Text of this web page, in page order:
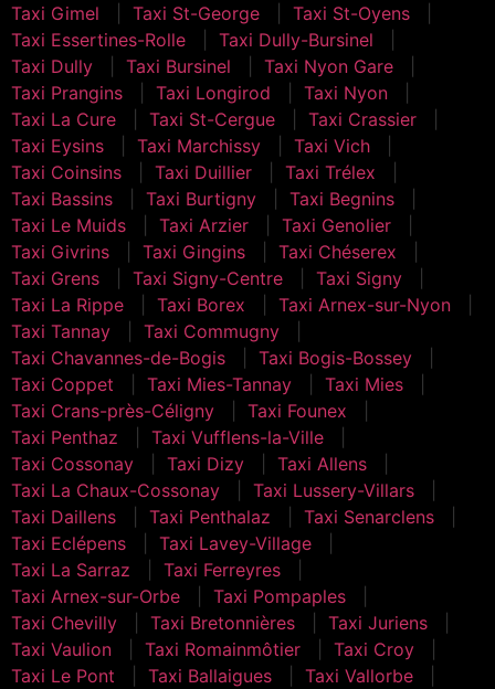
Taxi Gimel
Taxi St-George
Taxi St-Oyens
Taxi Essertines-Rolle
Taxi Dully-Bursinel
Taxi Dully
Taxi Bursinel
Taxi Nyon Gare
Taxi Prangins
Taxi Longirod
Taxi Nyon
Taxi La Cure
Taxi St-Cergue
Taxi Crassier
Taxi Eysins
Taxi Marchissy
Taxi Vich
Taxi Coinsins
Taxi Duillier
Taxi Trélex
Taxi Bassins
Taxi Burtigny
Taxi Begnins
Taxi Le Muids
Taxi Arzier
Taxi Genolier
Taxi Givrins
Taxi Gingins
Taxi Chéserex
Taxi Grens
Taxi Signy-Centre
Taxi Signy
Taxi La Rippe
Taxi Borex
Taxi Arnex-sur-Nyon
Taxi Tannay
Taxi Commugny
Taxi Chavannes-de-Bogis
Taxi Bogis-Bossey
Taxi Coppet
Taxi Mies-Tannay
Taxi Mies
Taxi Crans-près-Céligny
Taxi Founex
Taxi Penthaz
Taxi Vufflens-la-Ville
Taxi Cossonay
Taxi Dizy
Taxi Allens
Taxi La Chaux-Cossonay
Taxi Lussery-Villars
Taxi Daillens
Taxi Penthalaz
Taxi Senarclens
Taxi Eclépens
Taxi Lavey-Village
Taxi La Sarraz
Taxi Ferreyres
Taxi Arnex-sur-Orbe
Taxi Pompaples
Taxi Chevilly
Taxi Bretonnières
Taxi Juriens
Taxi Vaulion
Taxi Romainmôtier
Taxi Croy
Taxi Le Pont
Taxi Ballaigues
Taxi Vallorbe